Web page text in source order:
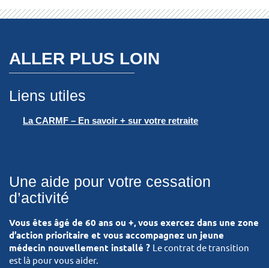
ALLER PLUS LOIN
Liens utiles
La CARMF – En savoir + sur votre retraite
Une aide pour votre cessation
d’activité
Vous êtes âgé de 60 ans ou +,vous exercez dans une zone
d’action prioritaire et vous accompagnez un jeune
médecin nouvellement installé ? Le contrat de transition
est là pour vous aider.